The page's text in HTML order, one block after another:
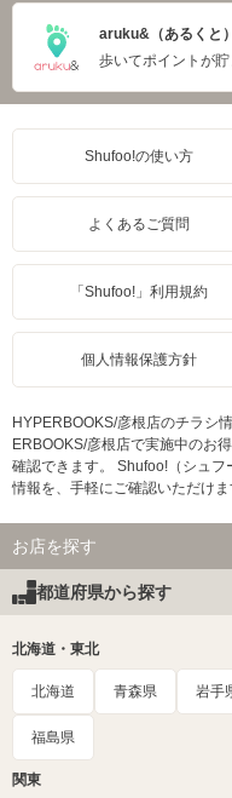
aruku&（あるくと）
歩いてポイントが貯
Shufoo!の使い方
よくあるご質問
「Shufoo!」利用規約
個人情報保護方針
HYPERBOOKS/彦根店のチラシ
ERBOOKS/彦根店で実施中のお
確認できます。 Shufoo!（シュ
情報を、手軽にご確認いただけ
お店を探す
都道府県から探す
北海道・東北
北海道 青森県 岩手
福島県
関東